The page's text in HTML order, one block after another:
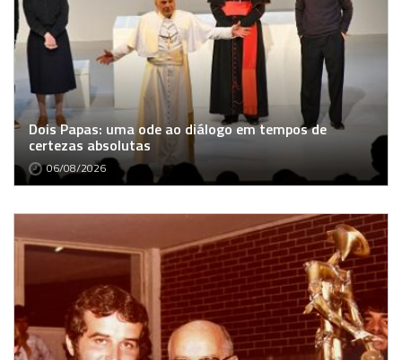
Dois Papas: uma ode ao diálogo em tempos de
certezas absolutas
06/08/2026